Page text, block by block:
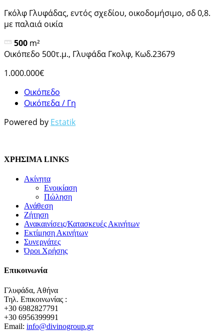
Γκόλφ Γλυφάδας, εντός σχεδίου, οικοδομήσιμο, σδ 0,8.
με παλαιά οικία
500 m²
Οικόπεδο 500τ.μ., Γλυφάδα Γκολφ, Κωδ.23679
1.000.000€
Οικόπεδο
Οικόπεδα / Γη
Powered by Estatik
ΧΡΗΣΙΜΑ LINKS
Ακίνητα
Ενοικίαση
Πώληση
Ανάθεση
Ζήτηση
Ανακαινίσεις/Κατασκευές Ακινήτων
Εκτίμηση Ακινήτων
Συνεργάτες
Όροι Χρήσης
Επικοινωνία
Γλυφάδα, Αθήνα
Τηλ. Επικοινωνίας :
+30 6982827791
+30 6956399991
Email: info@divinogroup.gr